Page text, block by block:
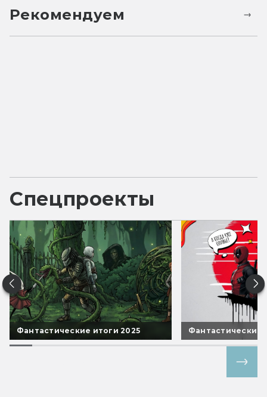
Рекомендуем
Спецпроекты
Фантастические итоги 2025 Фантастические